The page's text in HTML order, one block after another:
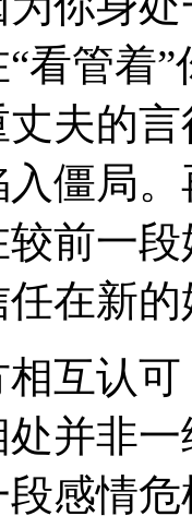
看管着
夫的
僵局
前一
在新
认可
并非
感情